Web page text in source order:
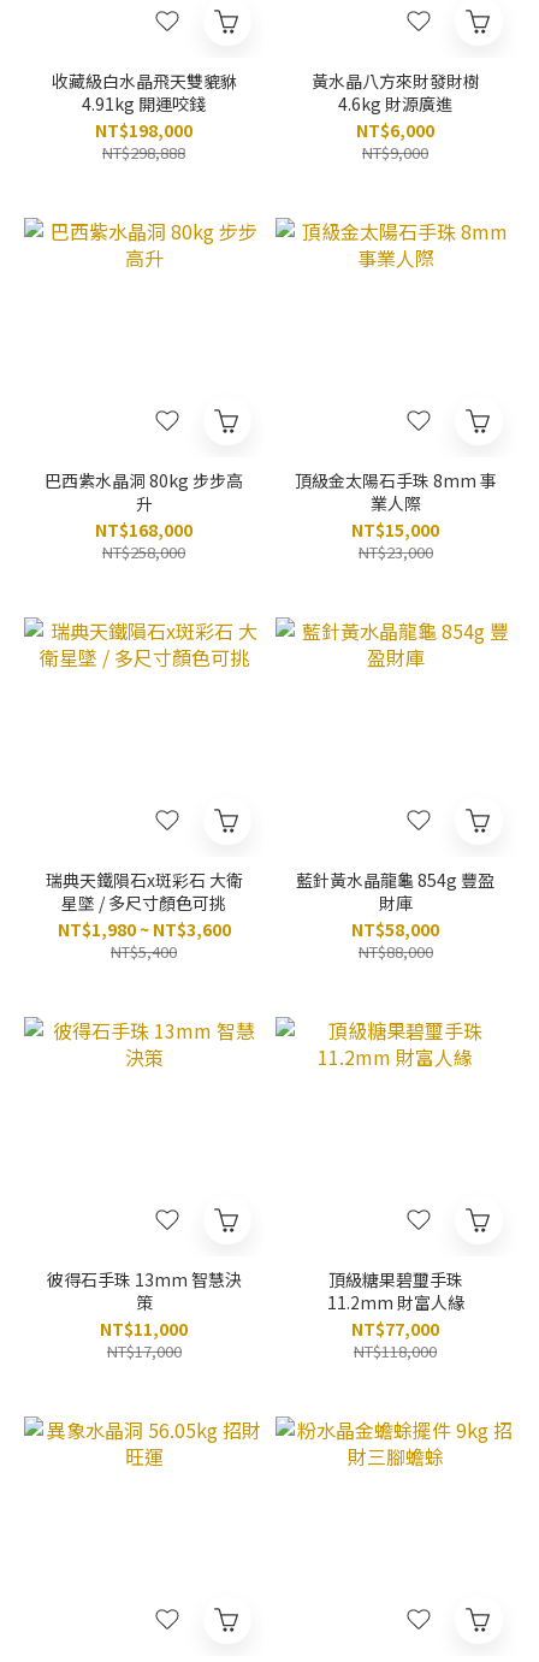
收藏級白水晶飛天雙貔貅
4.91kg 開運咬錢
NT$198,000
NT$298,888
黃水晶八方來財發財樹
4.6kg 財源廣進
NT$6,000
NT$9,000
巴西紫水晶洞 80kg 步步高
升
NT$168,000
NT$258,000
頂級金太陽石手珠 8mm 事
業人際
NT$15,000
NT$23,000
瑞典天鐵隕石x斑彩石 大衛
星墜 / 多尺寸顏色可挑
NT$1,980 ~ NT$3,600
NT$5,400
藍針黃水晶龍龜 854g 豐盈
財庫
NT$58,000
NT$88,000
彼得石手珠 13mm 智慧決
策
NT$11,000
NT$17,000
頂級糖果碧璽手珠
11.2mm 財富人緣
NT$77,000
NT$118,000